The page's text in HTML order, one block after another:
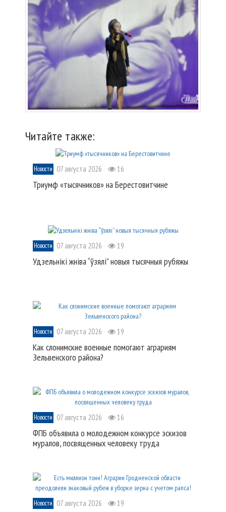
Читайте также:
Новости 07 августа 2026 16
Триумф «тысячников» на Берестовитчине
Новости 07 августа 2026 19
Удзельнікі жніва “ўзялі” новыя тысячныя рубяжы
Новости 07 августа 2026 19
Как слонимские военные помогают аграриям
Зельвенского района?
Новости 07 августа 2026 16
ФПБ объявила о молодежном конкурсе эскизов
муралов, посвященных человеку труда
Новости 07 августа 2026 19